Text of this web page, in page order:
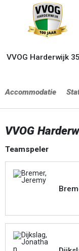
VVOG Harderwijk
Accommodatie
VVOG
Teamspeler